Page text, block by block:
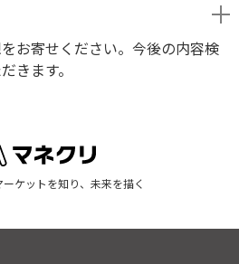
お寄せください。今後の内容検
きます。
ケットを知り、未来を描く